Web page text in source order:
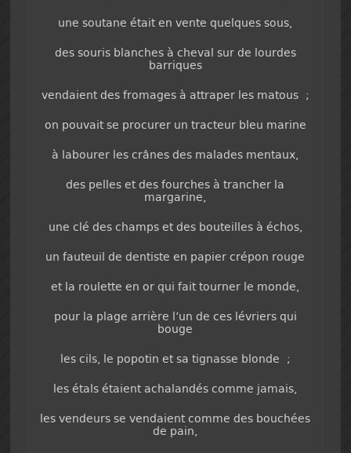
une soutane était en vente quelques sous,
des souris blanches à cheval sur de lourdes
barriques
vendaient des fromages à attraper les matous ;
on pouvait se procurer un tracteur bleu marine
à labourer les crânes des malades mentaux,
des pelles et des fourches à trancher la
margarine,
une clé des champs et des bouteilles à échos,
un fauteuil de dentiste en papier crépon rouge
et la roulette en or qui fait tourner le monde,
pour la plage arrière l’un de ces lévriers qui
bouge
les cils, le popotin et sa tignasse blonde ;
les étals étaient achalandés comme jamais,
les vendeurs se vendaient comme des bouchées
de pain,